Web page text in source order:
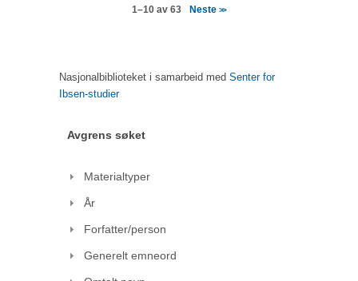
1–10 av 63 Neste>>
Nasjonalbiblioteket i samarbeid med Senter for
Ibsen-studier
Avgrens søket
Materialtyper
År
Forfatter/person
Generelt emneord